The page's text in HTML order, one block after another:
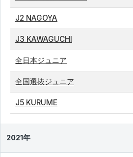
J2 NAGOYA
J3 KAWAGUCHI
全日本ジュニア
全国選抜ジュニア
J5 KURUME
2021年